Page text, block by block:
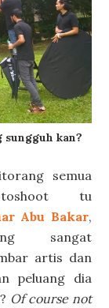
kan?
semua
tu
Abu Bakar,
sangat
artis dan
peluang dia
Of course not